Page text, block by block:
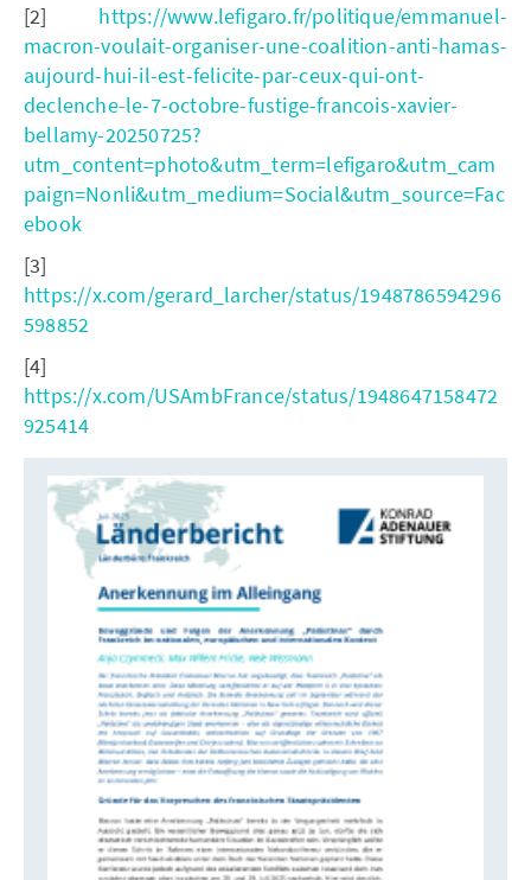
[2] https://www.lefigaro.fr/politique/emmanuel-
macron-voulait-organiser-une-coalition-anti-hamas-
aujourd-hui-il-est-felicite-par-ceux-qui-ont-
declenche-le-7-octobre-fustige-francois-xavier-
bellamy-20250725?
utm_content=photo&utm_term=lefigaro&utm_cam
paign=Nonli&utm_medium=Social&utm_source=Fac
ebook
[3]
https://x.com/gerard_larcher/status/1948786594296
598852
[4]
https://x.com/USAmbFrance/status/1948647158472
925414